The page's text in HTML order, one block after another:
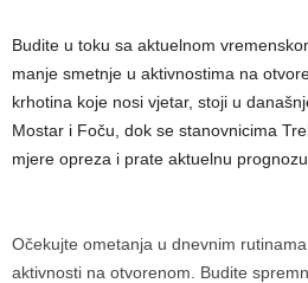
Budite u toku sa aktuelnom
manje smetnje u aktivnostima na
krhotina koje nosi vjetar, stoji u
Mostar i Foču, dok se stanovnicima
mjere opreza i prate aktuelnu
Očekujte ometanja u dnevnim
aktivnosti na otvorenom. Budite